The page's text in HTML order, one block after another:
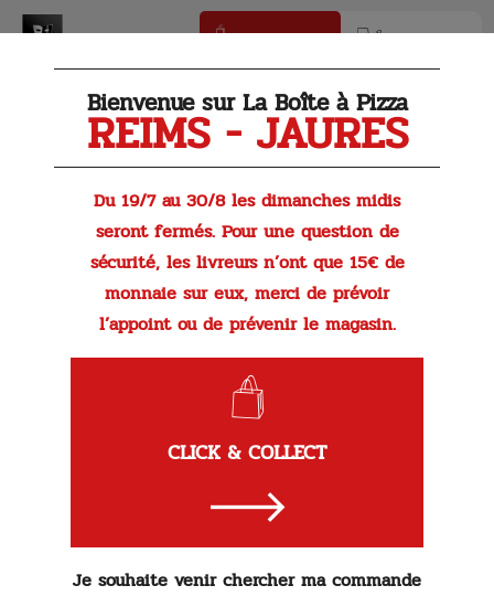
Click & Collect Livraison
Bienvenue sur La Boîte à Pizza
REIMS - JAURES
Du 19/7 au 30/8 les dimanches midis
seront fermés. Pour une question de
sécurité, les livreurs n’ont que 15€ de
monnaie sur eux, merci de prévoir
l’appoint ou de prévenir le magasin.
CLICK & COLLECT
Je souhaite venir chercher ma commande
Brownie Choco-Noix
2.90 €